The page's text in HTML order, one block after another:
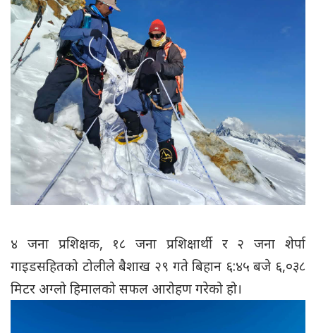
४ जना प्रशिक्षक, १८ जना प्रशिक्षार्थी र २ जना शेर्पा
गाइडसहितको टोलीले बैशाख २९ गते बिहान ६:४५ बजे ६,०३८
मिटर अग्लो हिमालको सफल आरोहण गरेको हो।